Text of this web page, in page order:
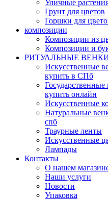
Уличные
Грунт для цветов
Горшки для
композиции
Композиции из
Композиции и
РИТУАЛЬНЫЕ
Искусственные
купить в СПб
Государственные
купить онлайн
Искусственные
Натуральные
спб
Траурные ленты
Искусственные
Лампады
Контакты
О нашем
Наши услуги
Новости
Упаковка